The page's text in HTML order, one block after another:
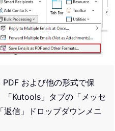
PDF および他の形式で保
「Kutools」タブの「メッセ
返信」ドロップダウンメニ